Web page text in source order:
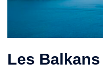
Les Balkans